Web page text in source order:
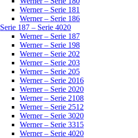
Werner – Serie 181
Werner – Serie 186
Serie 187 – Serie 4020
Werner – Serie 187
Werner – Serie 198
Werner – Serie 202
Werner – Serie 203
Werner – Serie 205
Werner – Serie 2016
Werner – Serie 2020
Werner – Serie 2108
Werner – Serie 2512
Werner – Serie 3020
Werner – Serie 3315
Werner – Serie 4020